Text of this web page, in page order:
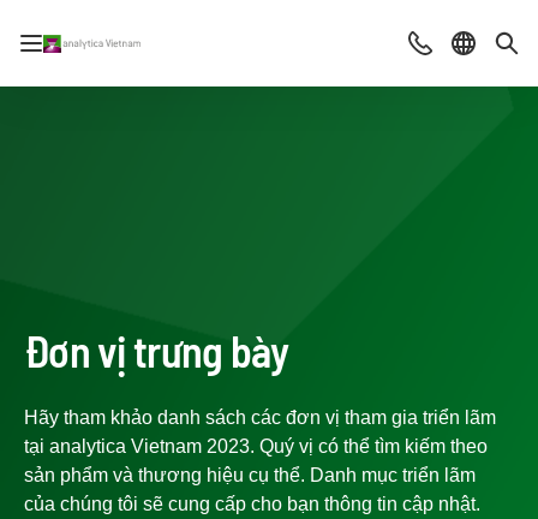
Mở/đóng điều hướng ContactChọn
Đơn vị trưng bày
Hãy tham khảo danh sách các đơn vị tham gia triển lãm
tại analytica Vietnam 2023. Quý vị có thể tìm kiếm theo
sản phẩm và thương hiệu cụ thể. Danh mục triển lãm
của chúng tôi sẽ cung cấp cho bạn thông tin cập nhật.